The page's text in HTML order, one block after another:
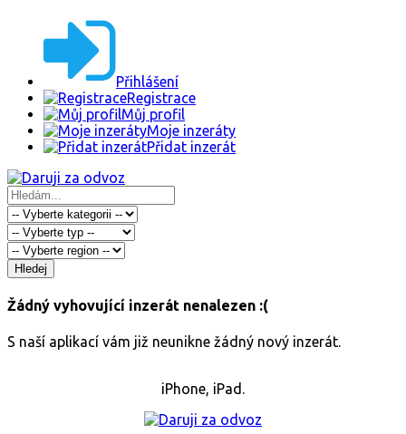
Přihlášení
Registrace
Můj profil
Moje inzeráty
Přidat inzerát
Hledej
Žádný vyhovující inzerát nenalezen :(
S naší aplikací vám již neunikne žádný nový inzerát.
iPhone, iPad.